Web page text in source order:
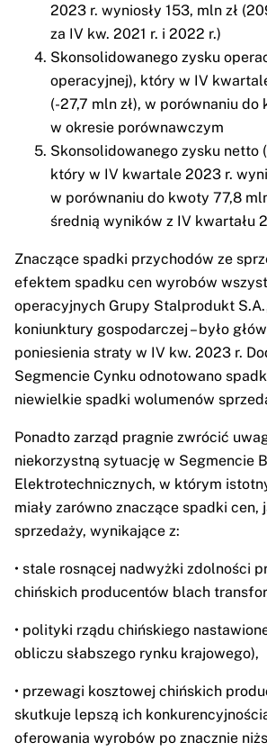
2023 r. wyniosły 153, mln zł
za IV kw. 2021 r. i 2022 r.)
Skonsolidowanego zysku
operacyjnej), który w IV
(-27,7 mln zł), w porównaniu do
w okresie porównawczym
Skonsolidowanego zysku netto
który w IV kwartale 2023 r.
w porównaniu do kwoty 77,8
średnią wyników z IV kwartału
Znaczące spadki przychodów ze
efektem spadku cen wyrobów
operacyjnych Grupy Stalprodukt
koniunktury gospodarczej – było
poniesienia straty w IV kw. 2023 r.
Segmencie Cynku odnotowano
niewielkie spadki wolumenów
Ponadto zarząd pragnie zwrócić
niekorzystną sytuację w Segmencie
Elektrotechnicznych, w którym
miały zarówno znaczące spadki cen,
sprzedaży, wynikające z:
• stale rosnącej nadwyżki zdolności
chińskich producentów blach
• polityki rządu chińskiego
obliczu słabszego rynku krajowego),
• przewagi kosztowej chińskich
skutkuje lepszą ich
oferowania wyrobów po znacznie